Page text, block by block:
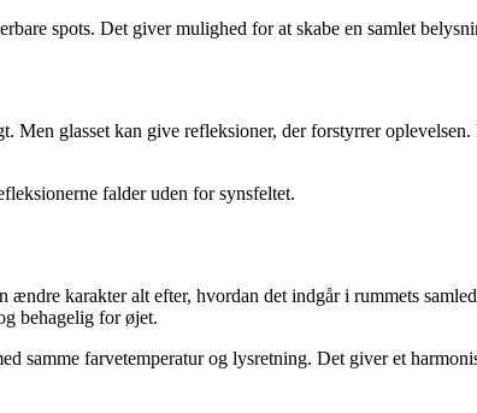
spots. Det giver mulighed for at skabe en samlet
Men glasset kan give refleksioner, der forstyrrer oplevelsen.
falder uden for synsfeltet.
karakter alt efter, hvordan det indgår i rummets
behagelig for øjet.
samme farvetemperatur og lysretning. Det giver et